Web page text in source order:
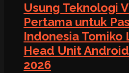
Usung Teknologi
Pertama untuk
Indonesia Tomiko
Head Unit
2026